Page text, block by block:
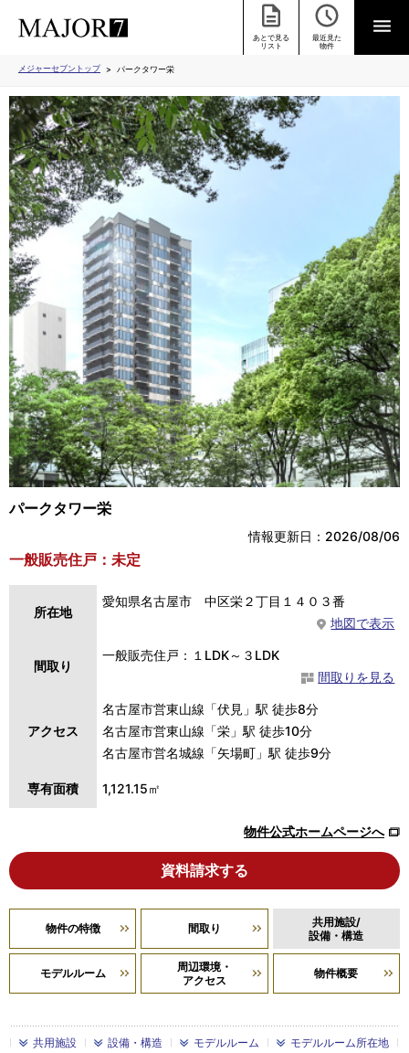
あとで見る
リスト
最近見た
物件
メジャーセブントップ パークタワー栄
パークタワー栄
情報更新日：2026/08/06
一般販売住戸：未定
所在地
愛知県名古屋市 中区栄２丁目１４０３番
地図で表示
間取り
一般販売住戸：１LDK～３LDK
間取りを見る
アクセス
名古屋市営東山線「伏見」駅 徒歩8分
名古屋市営東山線「栄」駅 徒歩10分
名古屋市営名城線「矢場町」駅 徒歩9分
専有面積 1,121.15㎡
物件公式ホームページへ
資料請求する
物件の特徴 間取り
共用施設/
設備・構造
モデルルーム
周辺環境・
アクセス
物件概要
共用施設 設備・構造 モデルルーム
モデルルーム所在地